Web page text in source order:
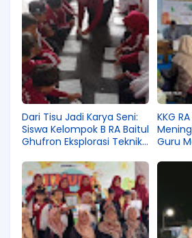
Dari Tisu Jadi Karya Seni:
Siswa Kelompok B RA Baitul
Ghufron Eksplorasi Teknik
KKG
Guru